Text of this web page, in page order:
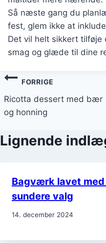
Så næste gang du
fest, glem ikke at
Det vil helt sikkert tilføje
smag og glæde til dine
FORRIGE
Ricotta dessert med bær
og honning
Lignende
Bagværk lavet
sundere valg
14. december 2024